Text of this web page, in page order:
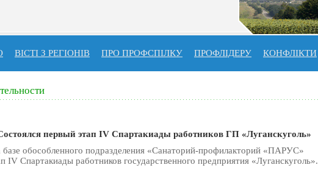
ВІСТІ З РЕГІОНІВ ПРО ПРОФСПIЛКУ ПРОФЛIДЕРУ КОНФЛІКТИ
первый этап IV Спартакиады работников ГП «Луганскуголь»
обособленного подразделения «Санаторий-профилакторий «ПАРУС»
IV Спартакиады работников государственного предприятия «Луганскуголь».